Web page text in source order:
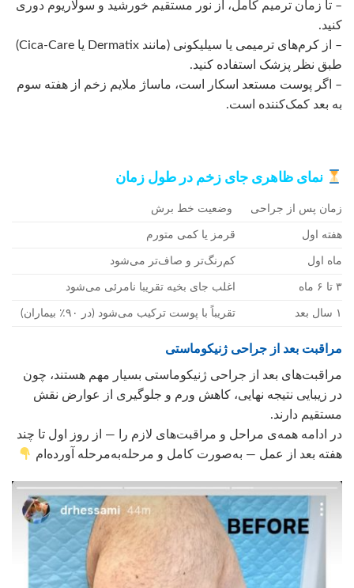
– تا زمان ترمیم کامل، از نور مستقیم خورشید و سولاریوم دوری
کنید.
– از کرم‌های ترمیمی یا سیلیکونی (مانند Dermatix یا Cica-Care)
طبق نظر پزشک استفاده کنید.
– اگر پوست مستعد اسکار است، ماساژ ملایم زخم از هفته سوم
به بعد کمک‌کننده است.
نمای ظاهری جای زخم در طول زمان
زمان پس از جراحی وضعیت خط برش
هفته اول قرمز یا کمی متورم
ماه اول کم‌رنگ‌تر و صاف‌تر می‌شود
۳ تا ۶ ماه اغلب جای بخیه تقریبا نامرئی می‌شود
۱ سال بعد تقریباً با پوست ترکیب می‌شود (در ۹۰٪ بیماران)
مراقبت بعد از جراحی ژنیکوماستی
مراقبت‌های بعد از جراحی ژنیکوماستی بسیار مهم هستند، چون
در زیبایی نتیجه نهایی، کاهش ورم و جلوگیری از عوارض نقش
مستقیم دارند.
در ادامه همه‌ی مراحل و مراقبت‌های لازم را — از روز اول تا چند
هفته بعد از عمل — به‌صورت کامل و مرحله‌به‌مرحله آورده‌ام